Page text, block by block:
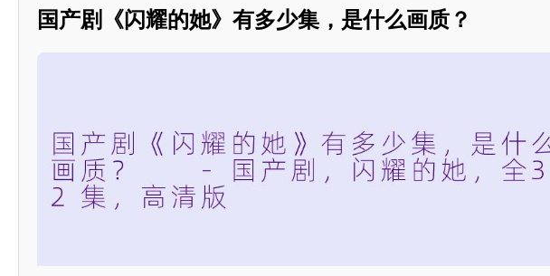
国产剧《闪耀的她》有多少集，是什么画质？